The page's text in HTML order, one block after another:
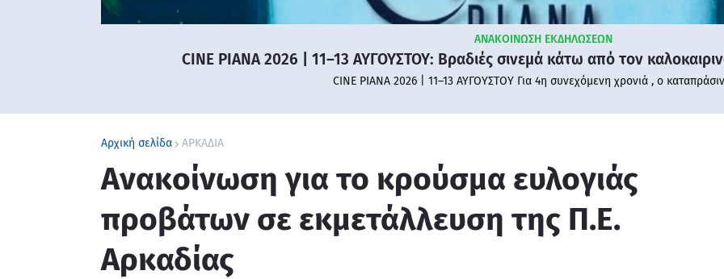
ΑΝΑΚΟΙΝΩΣΗ ΕΚΔΗΛΩΣΕΩΝ
CINE PIANA 2026 | 11–13 ΑΥΓΟΥΣΤΟΥ: Βραδιές σινεμά κάτω από τον
CINE PIANA 2026 | 11–13 ΑΥΓΟΥΣΤΟΥ Για 4η συνεχόμενη χρονιά , ο
Αρχική σελίδα ΑΡΚΑΔΙΑ
Ανακοίνωση για το κρούσμα ευλογιάς
προβάτων σε εκμετάλλευση της Π.Ε.
Αρκαδίας